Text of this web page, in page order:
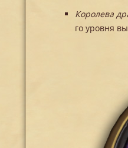
Королева
го уровня вы